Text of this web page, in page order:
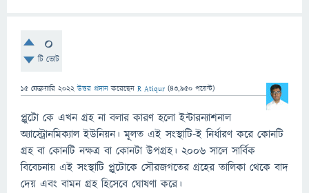
0
টি ভোট
15 ফেব্রুয়ারি 2022 উত্তর প্রদান করেছেন R Atiqur (43,950 পয়েন্ট)
প্লুটো কে এখন গ্রহ না বলার কারণ হলো ইন্টারন্যাশনাল
অ্যাস্ট্রোনমিক্যাল ইউনিয়ন। মূলত এই সংস্থাটি-ই নির্ধারণ করে কোনটি
গ্রহ বা কোনটি নক্ষত্র বা কোনটা উপগ্রহ। ২০০৬ সালে সার্বিক
বিবেচনায় এই সংস্থাটি প্লুটোকে সৌরজগতের গ্রহের তালিকা থেকে বাদ
দেয় এবং বামন গ্রহ হিসেবে ঘোষণা করে।